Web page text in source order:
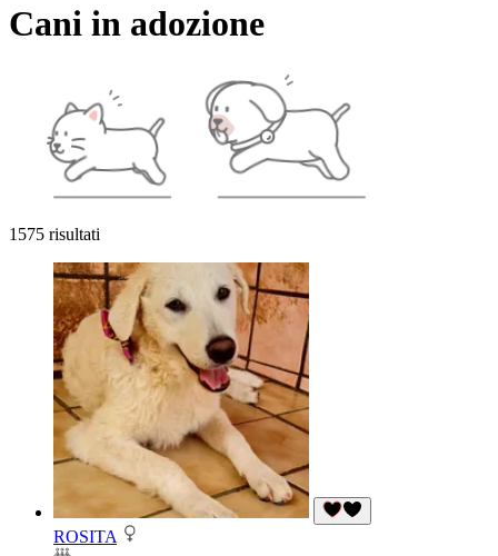
Cani in adozione
1575 risultati
ROSITA